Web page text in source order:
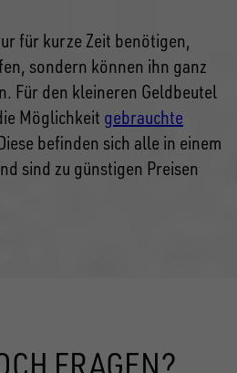
für kurze Zeit benötigen,
sondern können ihn ganz
Für den kleineren Geldbeutel
Möglichkeit gebrauchte
befinden sich alle in einem
sind zu günstigen Preisen
FRAGEN?